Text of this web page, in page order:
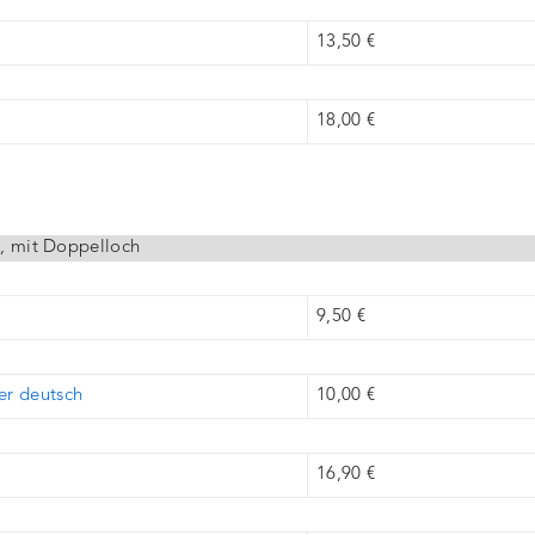
13,50 €
18,00 €
mit Doppelloch
9,50 €
deutsch 10,00 €
16,90 €